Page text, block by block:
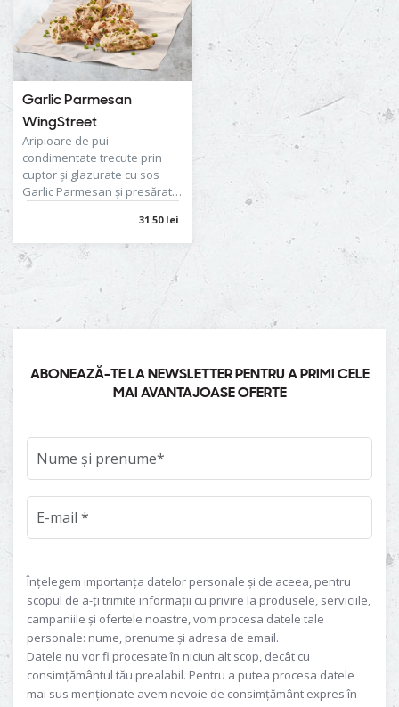
Garlic Parmesan
WingStreet
Aripioare de pui
condimentate trecute prin
cuptor şi glazurate cu sos
Garlic Parmesan și presărate
31.50 lei
ABONEAZĂ-TE LA NEWSLETTER PENTRU A PRIMI CELE
MAI AVANTAJOASE OFERTE
Înțelegem importanța datelor personale și de aceea, pentru
scopul de a-ți trimite informații cu privire la produsele, serviciile,
campaniile și ofertele noastre, vom procesa datele tale
personale: nume, prenume și adresa de email.
Datele nu vor fi procesate în niciun alt scop, decât cu
consimțământul tău prealabil. Pentru a putea procesa datele
mai sus menționate avem nevoie de consimțământ expres în